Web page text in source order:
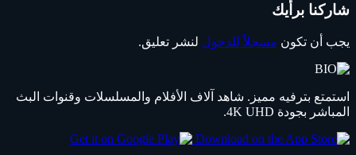
شاركنا برأيك
يجب أن تكون مسجلاً للدخول لنشر تعليق.
استمتع بترفيه مميز. شاهد آلاف الأفلام والمسلسلات وقنوات البث
المباشر بجودة 4K UHD.